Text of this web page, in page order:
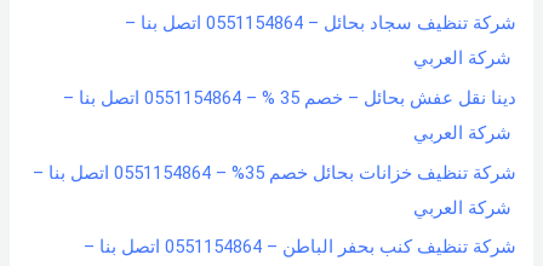
شركة تنظيف سجاد بحائل – 0551154864 اتصل بنا –
شركة العربي
دينا نقل عفش بحائل – خصم 35 % – 0551154864 اتصل بنا –
شركة العربي
شركة تنظيف خزانات بحائل خصم 35% – 0551154864 اتصل بنا –
شركة العربي
شركة تنظيف كنب بحفر الباطن – 0551154864 اتصل بنا –